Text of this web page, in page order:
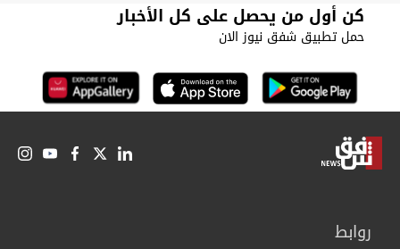
كن أول من يحصل على كل الأخبار
حمل تطبيق شفق نيوز الان
روابط